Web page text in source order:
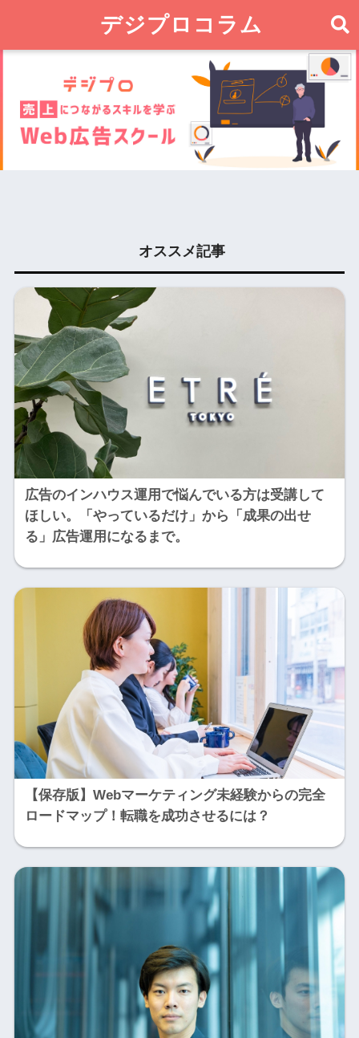
デジプロコラム
オススメ記事
広告のインハウス運用で悩んでいる方は受講して
ほしい。「やっているだけ」から「成果の出せ
る」広告運用になるまで。
【保存版】Webマーケティング未経験からの完全
ロードマップ！転職を成功させるには？